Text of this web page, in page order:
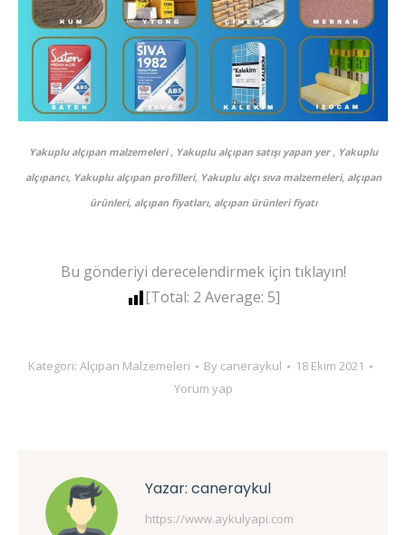
Yakuplu alçıpan malzemeleri , Yakuplu alçıpan satışı yapan yer , Yakuplu
alçıpancı, Yakuplu alçıpan profilleri, Yakuplu alçı sıva malzemeleri, alçıpan
ürünleri, alçıpan fiyatları, alçıpan ürünleri fiyatı
Bu gönderiyi derecelendirmek için tıklayın!
[Total: 2 Average: 5]
Kategori: Alçıpan Malzemeleri By caneraykul
18 Ekim 2021
Yorum yap
Yazar: caneraykul
https://www.aykulyapi.com